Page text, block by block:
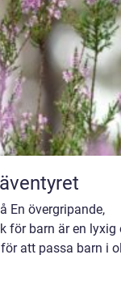
En övergripande,
för barn är en lyxig
att passa barn i